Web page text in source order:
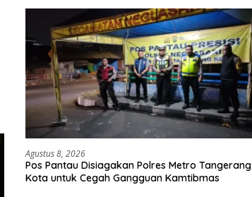
Agustus 8, 2026
Pos Pantau Disiagakan Polres Metro Tangerang
Kota untuk Cegah Gangguan Kamtibmas